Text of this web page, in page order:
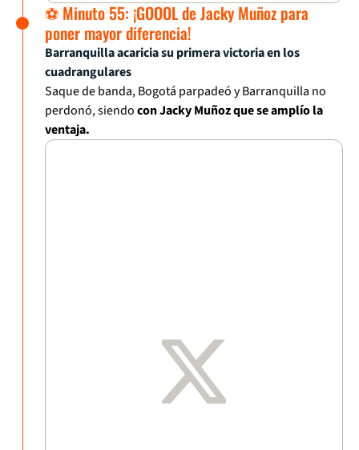
⚽ Minuto 55: ¡GOOOL de Jacky Muñoz para
poner mayor diferencia!
Barranquilla acaricia su primera victoria en los
cuadrangulares
Saque de banda, Bogotá parpadeó y Barranquilla no
perdonó, siendocon Jacky Muñoz que se amplío la
ventaja.